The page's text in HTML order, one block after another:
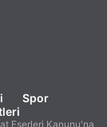
Spor
Eserleri Kanunu'na